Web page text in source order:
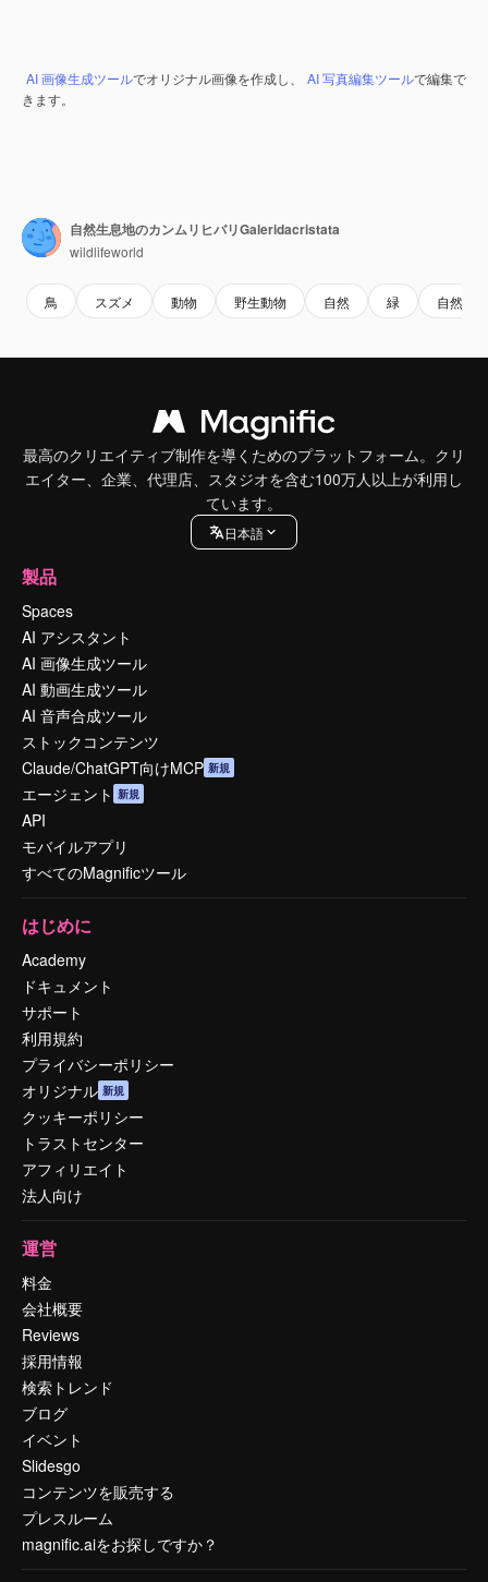
AI 画像生成ツールでオリジナル画像を作成し、 AI 写真編集ツールで編集で
きます。
自然生息地のカンムリヒバリGaleridacristata
wildlifeworld
鳥 スズメ 動物 野生動物 自然 緑 自然の
最高のクリエイティブ制作を導くためのプラットフォーム。クリ
エイター、企業、代理店、スタジオを含む100万人以上が利用し
ています。
日本語
製品
Spaces
AI アシスタント
AI 画像生成ツール
AI 動画生成ツール
AI 音声合成ツール
ストックコンテンツ
Claude/ChatGPT向けMCP 新規
エージェント 新規
API
モバイルアプリ
すべてのMagnificツール
はじめに
Academy
ドキュメント
サポート
利用規約
プライバシーポリシー
オリジナル 新規
クッキーポリシー
トラストセンター
アフィリエイト
法人向け
運営
料金
会社概要
Reviews
採用情報
検索トレンド
ブログ
イベント
Slidesgo
コンテンツを販売する
プレスルーム
magnific.aiをお探しですか？